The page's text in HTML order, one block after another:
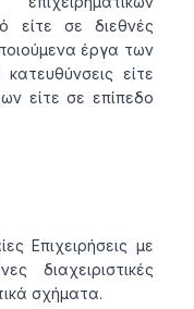
είτε σε διεθνές
έργα των
είτε
είτε σε επίπεδο
Επιχειρήσεις με
διαχειριστικές
σχήματα.